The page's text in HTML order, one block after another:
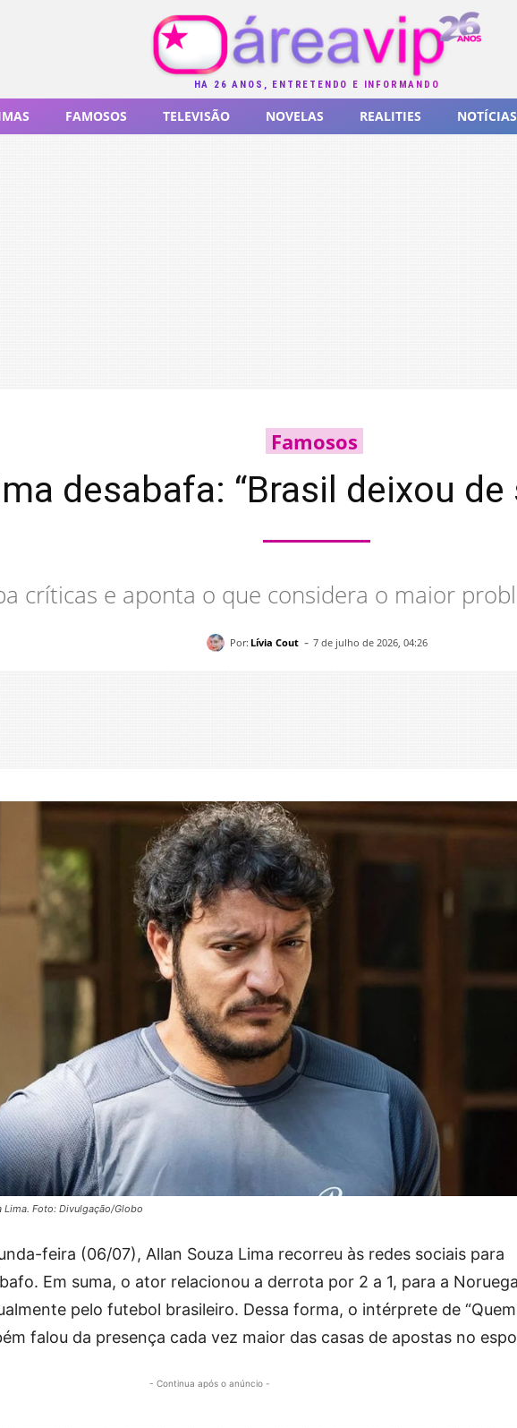
HÁ 26 ANOS, ENTRETENDO E INFORMANDO
FAMOSOS TELEVISÃO NOVELAS REALITIES NOTÍCIAS
Famosos
desabafa: “Brasil deixou
críticas e aponta o que considera o maior
Por: Lívia Cout - 7 de julho de 2026, 04:26
Lima. Foto: Divulgação/Globo
feira (06/07), Allan Souza Lima recorreu às redes sociais para
Em suma, o ator relacionou a derrota por 2 a 1, para a
pelo futebol brasileiro. Dessa forma, o intérprete de “Quem
falou da presença cada vez maior das casas de apostas no
- Continua após o anúncio -